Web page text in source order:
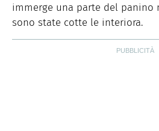
immerge una parte del panino
sono state cotte le interiora.